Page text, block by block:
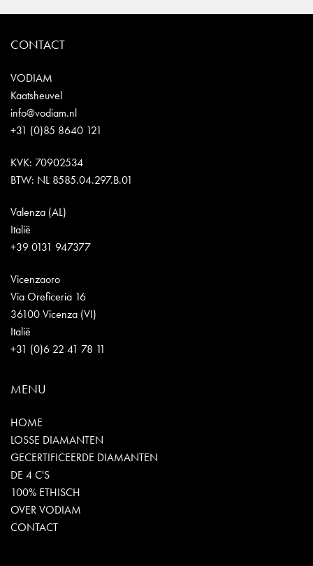
CONTACT
VODIAM
Kaatsheuvel
info@vodiam.nl
+31 (0)85 8640 121
KVK: 70902534
BTW: NL 8585.04.297.B.01
Valenza (AL)
Italië
+39 0131 947377
Vicenzaoro
Via Oreficeria 16
36100 Vicenza (VI)
Italië
+31 (0)6 22 41 78 11
MENU
HOME
LOSSE DIAMANTEN
GECERTIFICEERDE DIAMANTEN
DE 4 C'S
100% ETHISCH
OVER VODIAM
CONTACT